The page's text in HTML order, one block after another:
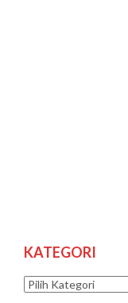
KATEGORI
Kategori